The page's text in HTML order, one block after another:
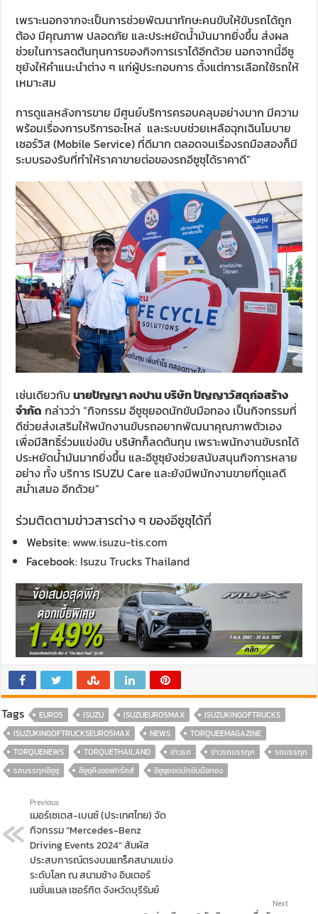
เพราะนอกจากจะเป็นการช่วยพัฒนาทักษะคนขับให้ขับรถได้ถูก
ต้อง มีคุณภาพ ปลอดภัย และประหยัดน้ำมันมากยิ่งขึ้น ส่งผล
ช่วยในการลดต้นทุนการของกิจการเราได้อีกด้วย นอกจากนี้อีซู
ซุยังให้คำแนะนำต่าง ๆ แก่ผู้ประกอบการ ตั้งแต่การเลือกใช้รถให้
เหมาะสม
การดูแลหลังการขาย มีศูนย์บริการครอบคลุมอย่างมาก มีความ
พร้อมเรื่องการบริการอะไหล่ และระบบช่วยเหลือฉุกเฉินโมบาย
เซอร์วิส (Mobile Service) ที่ดีมาก ตลอดจนเรื่องรถมือสองก็มี
ระบบรองรับที่ทำให้ราคาขายต่อของรถอีซูซุได้ราคาดี”
เช่นเดียวกับนายปัญญา คงปาน บริษัท ปัญญาวัสดุก่อสร้าง
จำกัด กล่าวว่า “กิจกรรม อีซูซุยอดนักขับมือทอง เป็นกิจกรรมที่
ดีช่วยส่งเสริมให้พนักงานขับรถอยากพัฒนาคุณภาพตัวเอง
เพื่อมีสิทธิ์ร่วมแข่งขัน บริษัทก็ลดต้นทุน เพราะพนักงานขับรถได้
ประหยัดน้ำมันมากยิ่งขึ้น และอีซูซุยังช่วยสนับสนุนกิจการหลาย
อย่าง ทั้ง บริการ ISUZU Care และยังมีพนักงานขายที่ดูแลดี
สม่ำเสมอ อีกด้วย”
ร่วมติดตามข่าวสารต่าง ๆ ของอีซูซุได้ที่
Website:www.isuzu-tis.com
Facebook: Isuzu Trucks Thailand
Tags EURO5 ISUZU ISUZUEURO5MAX
ISUZUKINGOFTRUCKS
ISUZUKINGOFTRUCKSEURO5MAX
NEWS
TORQUEEMAGAZINE
TORQUENEWS
TORQUETHAILAND ข่าวรถ ข่าวรถบรรทุก
รถบรรทุก
รถบรรทุกอีซูซุ
อีซูซุคิงออฟทรัคส์ อีซูซุยอดนักขับมือทอง
Previous
เมอร์เซเดส-เบนซ์ (ประเทศไทย) จัด
กิจกรรม “Mercedes-Benz
Driving Events 2024” สัมผัส
ประสบการณ์ตรงบนแทร็คสนามแข่ง
ระดับโลก ณ สนามช้าง อินเตอร์
เนชั่นแนล เซอร์กิต จังหวัดบุรีรัมย์
Next